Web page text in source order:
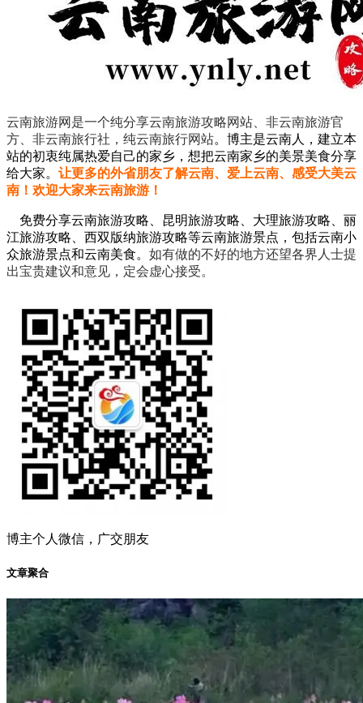
云南旅游网是一个纯分享云南旅游攻略网站、非云南旅游官
方、非云南旅行社，纯云南旅行网站。 博主是云南人，建立本
站的初衷纯属热爱自己的家乡，想把云南家乡的美景美食分享
给大家。 让更多的外省朋友了解云南、爱上云南、感受大美云
南！欢迎大家来云南旅游！
免费分享云南旅游攻略、昆明旅游攻略、大理旅游攻略、丽
江旅游攻略、西双版纳旅游攻略等云南旅游景点，包括云南小
众旅游景点和云南美食。 如有做的不好的地方还望各界人士提
出宝贵建议和意见，定会虚心接受。
博主个人微信，广交朋友
文章聚合